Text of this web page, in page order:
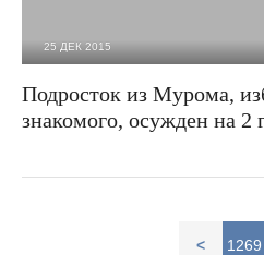
25 ДЕК 2015
Подросток из Мурома,
знакомого, осужден на 2
< 1269